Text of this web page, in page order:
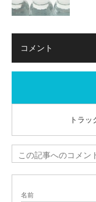
コメント
トラッ
この記事へのコメン
名前